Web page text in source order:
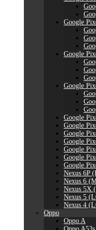
Google
Google
Google
Google
Google
Google
Google
Google
Google
Google
Nexus 6P
Nexus 6
Nexus 5X
Nexus 5
Nexus 4
Oppo
Oppo A